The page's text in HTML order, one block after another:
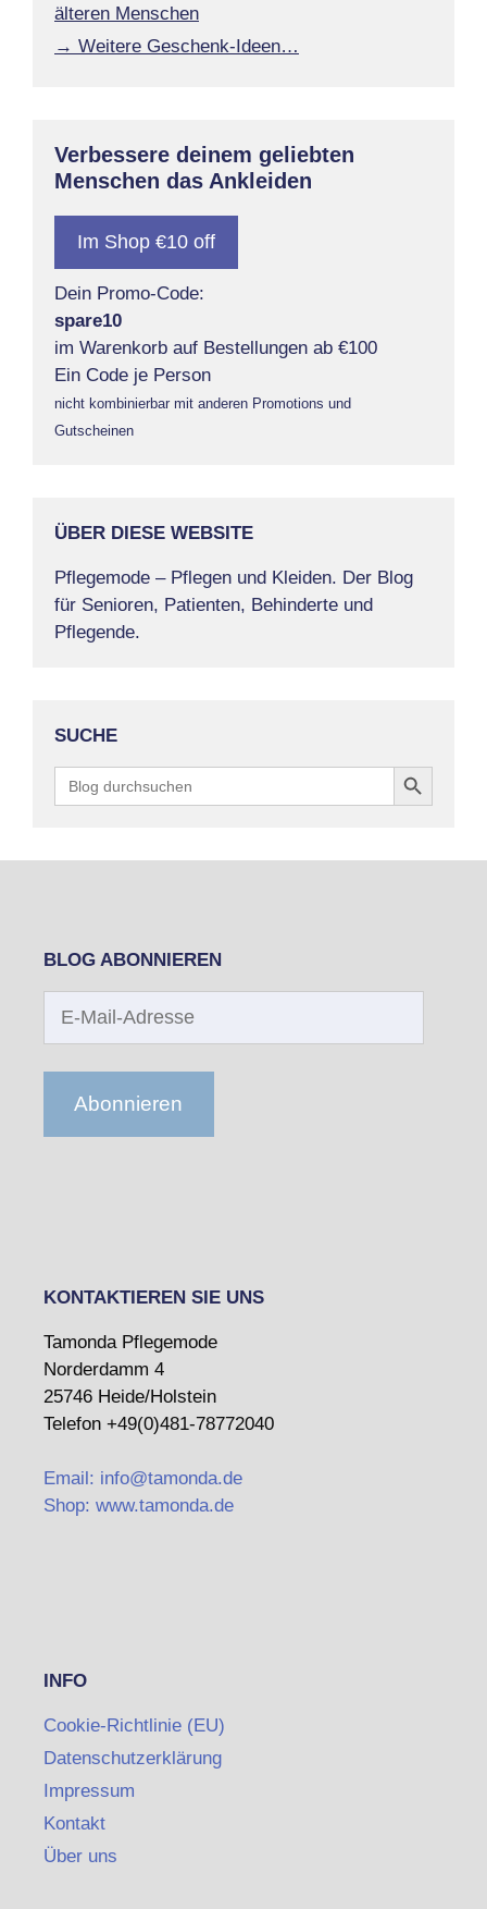
älteren Menschen
→ Weitere Geschenk-Ideen…
Verbessere deinem geliebten
Menschen das Ankleiden
Im Shop €10 off
Dein Promo-Code:
spare10
im Warenkorb auf Bestellungen ab €100
Ein Code je Person
nicht kombinierbar mit anderen Promotions und
Gutscheinen
ÜBER DIESE WEBSITE
Pflegemode – Pflegen und Kleiden. Der Blog
für Senioren, Patienten, Behinderte und
Pflegende.
SUCHE
Search
for:
Search Button
BLOG ABONNIEREN
Mail-
Abonnieren
KONTAKTIEREN SIE UNS
Tamonda Pflegemode
Norderdamm 4
25746 Heide/Holstein
Telefon +49(0)481-78772040
Email: info@tamonda.de
Shop: www.tamonda.de
INFO
Cookie-Richtlinie (EU)
Datenschutzerklärung
Impressum
Kontakt
Über uns